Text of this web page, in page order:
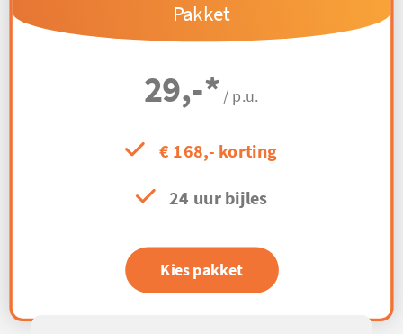
Pakket
29,-* / p.u.
€ 168,- korting
24 uur bijles
Kies pakket